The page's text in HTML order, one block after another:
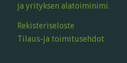
ja yrityksen alatoiminimi.
Rekisteriseloste
Tilaus-ja toimitusehdot